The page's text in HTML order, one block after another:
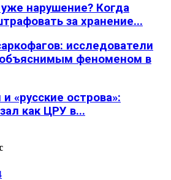
нарушение? Когда
за хранение...
исследователи
феноменом в
«русские острова»:
как ЦРУ в...